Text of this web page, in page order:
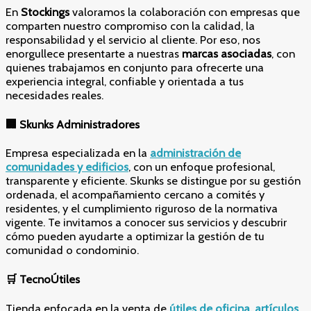
En Stockingsvaloramos la colaboración con empresas que
comparten nuestro compromiso con la calidad, la
responsabilidad y el servicio al cliente. Por eso, nos
enorgullece presentarte a nuestras marcas asociadas, con
quienes trabajamos en conjunto para ofrecerte una
experiencia integral, confiable y orientada a tus
necesidades reales.
Skunks Administradores
Empresa especializada en la administración de
comunidades y edificios, con un enfoque profesional,
transparente y eficiente. Skunks se distingue por su gestión
ordenada, el acompañamiento cercano a comités y
residentes, y el cumplimiento riguroso de la normativa
vigente. Te invitamos a conocer sus servicios y descubrir
cómo pueden ayudarte a optimizar la gestión de tu
comunidad o condominio.
🛒 TecnoÚtiles
Tienda enfocada en la venta de útiles de oficina, artículos